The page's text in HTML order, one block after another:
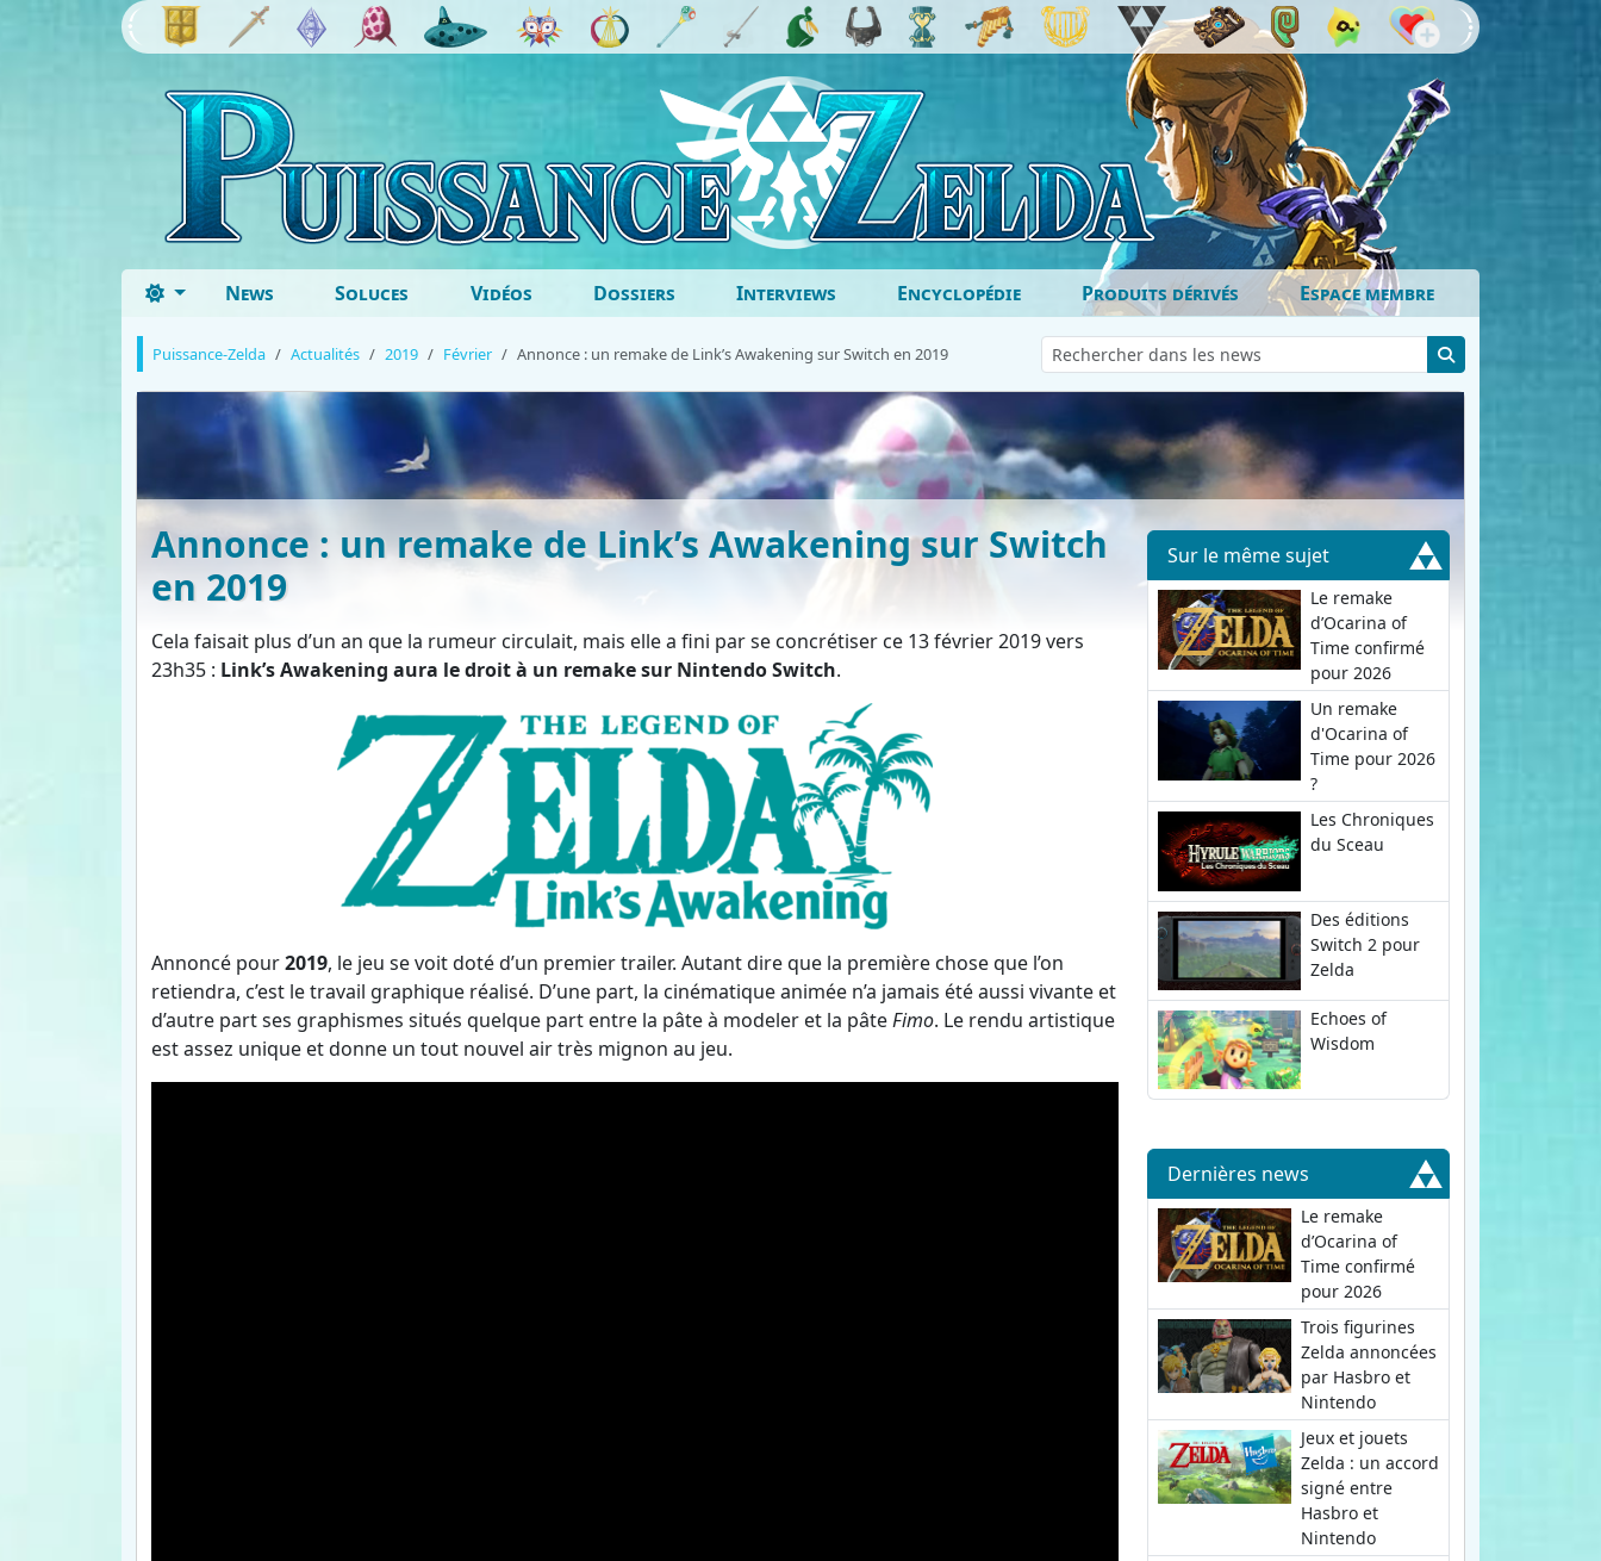
News Soluces Vidéos Dossiers Interviews Encyclopédie Produits dérivés Espace membre
Puissance-Zelda Actualités 2019 Février Annonce : un remake de Link’s Awakening sur Switch en 2019
Annonce : un remake de Link’s Awakening sur Switch
en 2019
Cela faisait plus d’un an que la rumeur circulait, mais elle a fini par se concrétiser ce 13 février 2019 vers
23h35 : Link’s Awakening aura le droit à un remake sur Nintendo Switch.
Annoncé pour2019, le jeu se voit doté d’un premier trailer. Autant dire que la première chose que l’on
retiendra, c’est le travail graphique réalisé. D’une part, la cinématique animée n’a jamais été aussi vivante et
d’autre part ses graphismes situés quelque part entre la pâte à modeler et la pâteFimo. Le rendu artistique
est assez unique et donne un tout nouvel air très mignon au jeu.
Sur le même sujet
Le remake
d’Ocarina of
Time confirmé
pour 2026
Un remake
d'Ocarina of
Time pour 2026
?
Les Chroniques
du Sceau
Des éditions
Switch 2 pour
Zelda
Echoes of
Wisdom
Dernières news
Le remake
d’Ocarina of
Time confirmé
pour 2026
Trois figurines
Zelda annoncées
par Hasbro et
Nintendo
Jeux et jouets
Zelda : un accord
signé entre
Hasbro et
Nintendo